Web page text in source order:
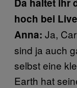
hoch bei
Anna: Ja,
sind ja auch
selbst eine
Earth hat